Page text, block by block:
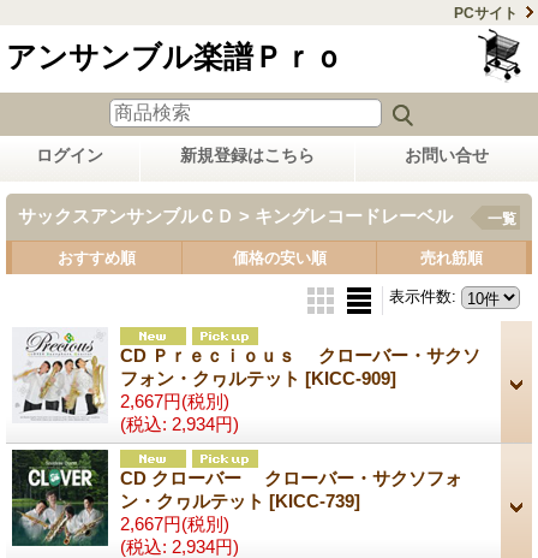
PCサイト
アンサンブル楽譜Ｐｒｏ
ログイン 新規登録はこちら お問い合せ
サックスアンサンブルＣＤ > キングレコードレーベル 一覧
おすすめ順 価格の安い順 売れ筋順
表示件数:
CD Ｐｒｅｃｉｏｕｓ クローバー・サクソ
フォン・クヮルテット [KICC-909]
2,667円(税別)
(税込: 2,934円)
CD クローバー クローバー・サクソフォ
ン・クヮルテット [KICC-739]
2,667円(税別)
(税込: 2,934円)